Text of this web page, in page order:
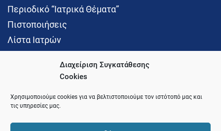
Διαχείριση Συγκατάθεσης
Cookies
Χρησιμοποιούμε cookies για να βελτιστοποιούμε τον ιστότοπό μας και
τις υπηρεσίες μας.
Περιοδικό “Ιατρικά Θέματα”
Πιστοποιήσεις
Λίστα Ιατρών
Social Media